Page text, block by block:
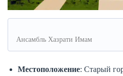
Ансамбль Хазрати Имам
Местоположение: Старый